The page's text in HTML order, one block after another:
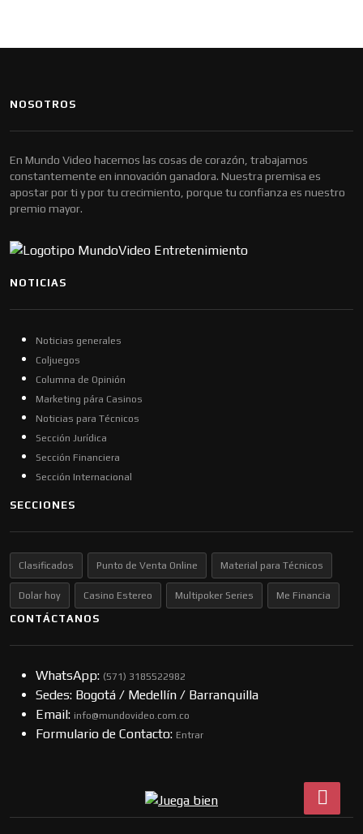
NOSOTROS
En Mundo Video hacemos las cosas de corazón, trabajamos
constantemente en innovación ganadora. Nuestra premisa es
apostar por ti y por tu crecimiento, porque tu confianza es nuestro
premio mayor.
NOTICIAS
Noticias generales
Coljuegos
Columna de Opinión
Marketing pára Casinos
Noticias para Técnicos
Sección Jurídica
Sección Financiera
Sección Internacional
SECCIONES
Clasificados Punto de Venta Online Material para Técnicos
Dolar hoy Casino Estereo Multipoker Series Me Financia
CONTÁCTANOS
WhatsApp: (57​​1) 3185522982
Sedes: Bogotá / Medellín / Barranquilla
Email: info@mundovideo.com.co
Formulario de Contacto: Entrar